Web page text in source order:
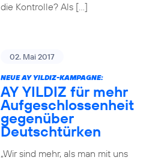
die Kontrolle? Als […]
02. Mai 2017
NEUE AY YILDIZ-KAMPAGNE:
AY YILDIZ für mehr
Aufgeschlossenheit
gegenüber
Deutschtürken
„Wir sind mehr, als man mit uns